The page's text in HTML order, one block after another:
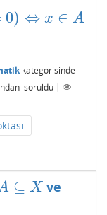
0) ⇔ x ∈ A
¯¯
¯¯
⇔x ∈A¯
kategorisinde
soruldu |
⊆ X
⊆X ve